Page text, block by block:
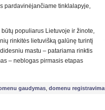
pardavinėjančiame tinklalapyje,
populiarus Lietuvoje ir žinote,
rinkitės lietuvišką galūnę turintį
mastu – patariama rinktis
– neblogas pirmasis etapas
gaudymas domenu